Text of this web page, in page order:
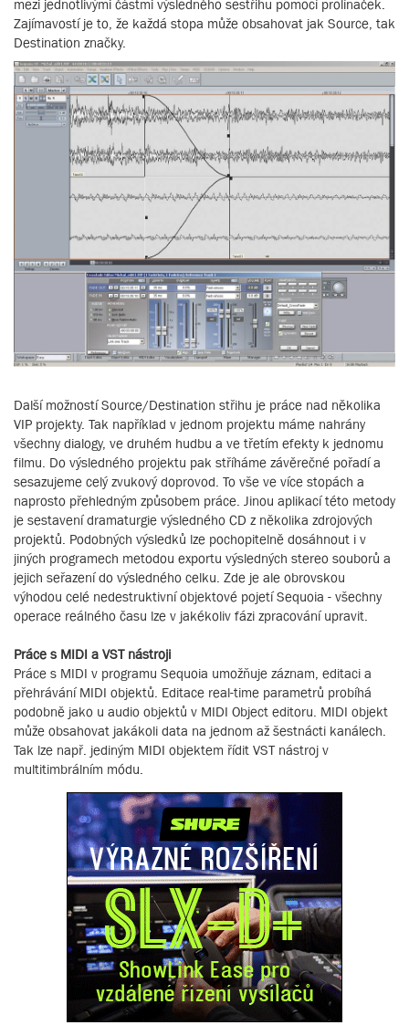
mezi jednotlivými částmi výsledného sestřihu pomocí prolínaček.
Zajímavostí je to, že každá stopa může obsahovat jak Source, tak
Destination značky.
Další možností Source/Destination střihu je práce nad několika
VIP projekty. Tak například v jednom projektu máme nahrány
všechny dialogy, ve druhém hudbu a ve třetím efekty k jednomu
filmu. Do výsledného projektu pak stříháme závěrečné pořadí a
sesazujeme celý zvukový doprovod. To vše ve více stopách a
naprosto přehledným způsobem práce. Jinou aplikací této metody
je sestavení dramaturgie výsledného CD z několika zdrojových
projektů. Podobných výsledků lze pochopitelně dosáhnout i v
jiných programech metodou exportu výsledných stereo souborů a
jejich seřazení do výsledného celku. Zde je ale obrovskou
výhodou celé nedestruktivní objektové pojetí Sequoia - všechny
operace reálného času lze v jakékoliv fázi zpracování upravit.
Práce s MIDI a VST nástroji
Práce s MIDI v programu Sequoia umožňuje záznam, editaci a
přehrávání MIDI objektů. Editace real-time parametrů probíhá
podobně jako u audio objektů v MIDI Object editoru. MIDI objekt
může obsahovat jakákoli data na jednom až šestnácti kanálech.
Tak lze např. jediným MIDI objektem řídit VST nástroj v
multitimbrálním módu.